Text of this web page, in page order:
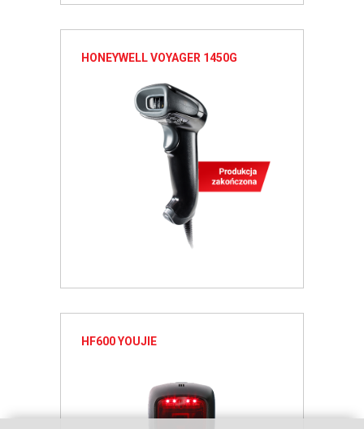
HONEYWELL VOYAGER 1450G
HF600 YOUJIE